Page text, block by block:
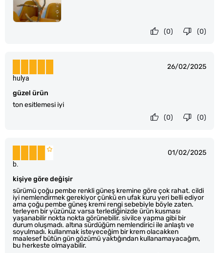
(0)
(0)
26/02/2025
güzel ürün
ton esitlemesi iyi
hulya
(0)
(0)
01/02/2025
kişiye göre değişir
sürümü çoğu pembe renkli güneş kremine göre çok rahat. cildi
iyi nemlendirmek gerekiyor çünkü en ufak kuru yeri belli ediyor
ama çoğu pembe güneş kremi rengi sebebiyle böyle zaten.
terleyen bir yüzünüz varsa terlediğinizde ürün kusması
yaşanabilir nokta nokta görünebilir. sivilce yapma gibi bir
durum oluşmadı. altına sürdüğüm nemlendirici ile anlaştı ve
soyulmadı. kullanmak isteyeceğim bir krem olacakken
maalesef bütün gün gözümü yaktığından kullanamayacağım,
bu herkeste olmayabilir.
b.